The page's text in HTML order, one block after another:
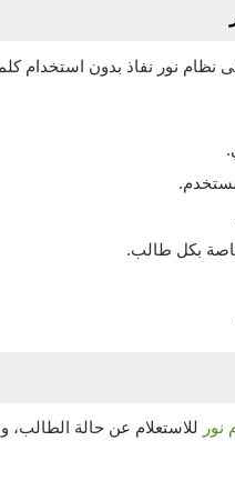
نظام نور نفاذ بدون
بكل طالب.
نور للاستعلام عن حالة